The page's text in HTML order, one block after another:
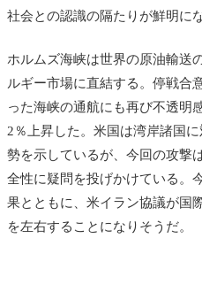
社会との認識の隔たりが鮮明に
ホルムズ海峡は世界の原油輸送
ルギー市場に直結する。停戦合
った海峡の通航にも再び不透明
2％上昇した。米国は湾岸諸国
勢を示しているが、今回の攻撃
全性に疑問を投げかけている。
果とともに、米イラン協議が国
を左右することになりそうだ。